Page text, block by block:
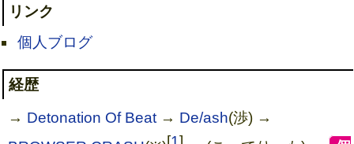
リンク
個人ブログ
経歴
→ Detonation Of Beat → De/ash(渉) →